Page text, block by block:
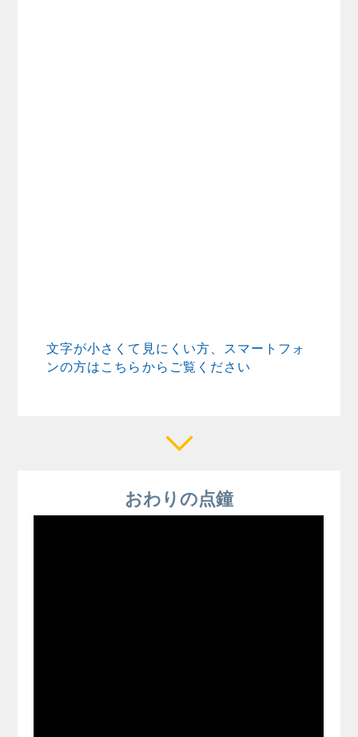
文字が小さくて見にくい方、スマートフォ
ンの方はこちらからご覧ください
おわりの点鐘